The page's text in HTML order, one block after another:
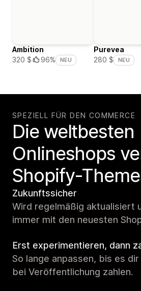
Ambition
320 $
96% NEU
Purevea
280 $
NEU
SPEZIELL FÜR DEN COMMERCE
Die weltbesten
Onlineshops
Shopify-
Zukunftssicher
Wird regelmäßig aktualisiert
immer mit den neuesten
Erst experimentieren, dann
So lange anpassen, bis es
bei Veröffentlichung zahlen.